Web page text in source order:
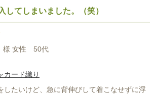
してしまいました。（笑）
様 女性
50代
カード織り
したいけど、急に背伸びして着こなせずに浮